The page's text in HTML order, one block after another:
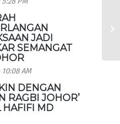
JADI
SEMANGAT
AM
DENGAN
RAGBI JOHOR’
HAFIFI MD